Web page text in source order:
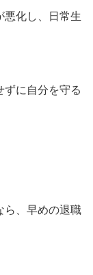
悪化し、日常生
ずに自分を守る
ら、早めの退職